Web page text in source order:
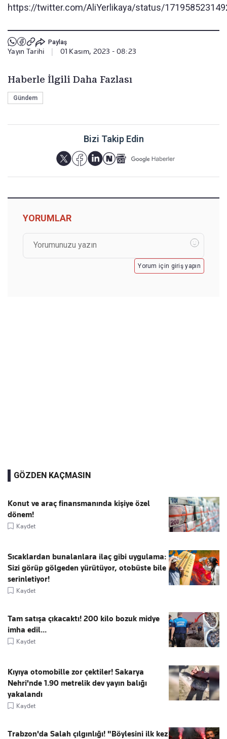
https://twitter.com/AliYerlikaya/status/
Paylaş
Yayın Tarihi 01 Kasım, 2023 - 08:23
Haberle İlgili Daha Fazlası
Gündem
Bizi Takip Edin
YORUMLAR
Yorum için giriş yapın
GÖZDEN KAÇMASIN
Konut ve araç finansmanında kişiye özel
dönem!
Kaydet
Sıcaklardan bunalanlara ilaç gibi uygulama:
Sizi görüp gölgeden yürütüyor, otobüste bile
serinletiyor!
Kaydet
Tam satışa çıkacaktı! 200 kilo bozuk midye
imha edil...
Kaydet
Kıyıya otomobille zor çektiler! Sakarya
Nehri'nde 1.90 metrelik dev yayın balığı
yakalandı
Kaydet
Trabzon'da Salah çılgınlığı! "Böylesini ilk kez